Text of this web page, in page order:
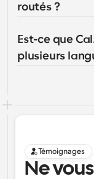
routés ?
Est-ce que
plusieurs
Témoignages
Ne